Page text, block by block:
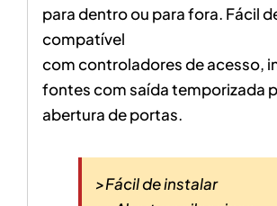
para dentro ou para fora. Fácil
compatível
com controladores de acesso,
fontes com saída temporizada
abertura de portas.
>Fácil de instalar